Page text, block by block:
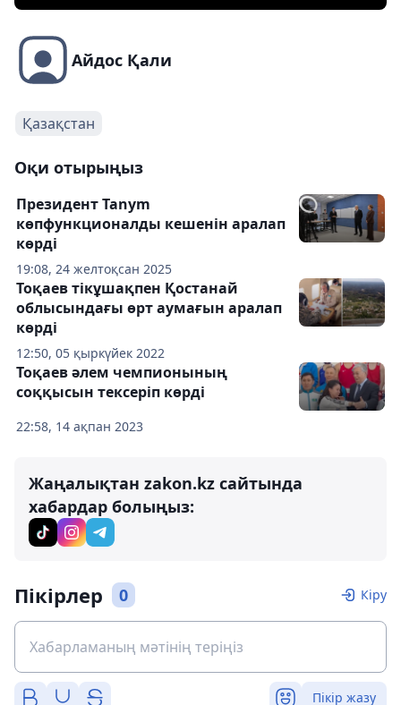
Айдос Қали
Қазақстан
Оқи отырыңыз
19:08, 24 желтоқсан 2025
Президент Tanym
көпфункционалды кешенін аралап
көрді
12:50, 05 қыркүйек 2022
Тоқаев тікұшақпен Қостанай
облысындағы өрт аумағын аралап
көрді
22:58, 14 ақпан 2023
Тоқаев әлем чемпионының
соққысын тексеріп көрді
Жаңалықтан zakon.kz сайтында
хабардар болыңыз:
Пікірлер 0 Кіру
Пікір жазу